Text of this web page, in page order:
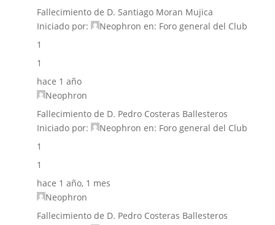
Fallecimiento de D. Santiago Moran Mujica
Iniciado por:
Neophron en: Foro general del Club
1
1
hace 1 año
Neophron
Fallecimiento de D. Pedro Costeras Ballesteros
Iniciado por:
Neophron en: Foro general del Club
1
1
hace 1 año, 1 mes
Neophron
Fallecimiento de D. Pedro Costeras Ballesteros